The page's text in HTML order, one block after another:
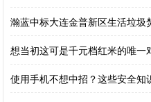
瀚蓝中标大连金普新区生活垃圾
想当初这可是千元档红米的唯
使用手机不想中招？这些安全知